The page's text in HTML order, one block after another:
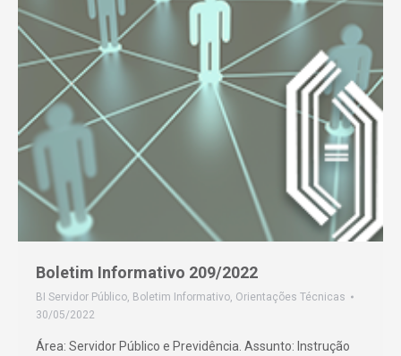
Boletim Informativo 209/2022
BI Servidor Público, Boletim Informativo, Orientações Técnicas
30/05/2022
Área: Servidor Público e Previdência. Assunto: Instrução